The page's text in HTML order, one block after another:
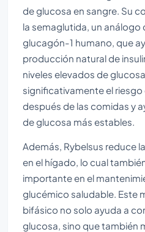
de glucosa en sangre. Su
la semaglutida, un análogo
glucagón-1 humano, que
producción natural de
niveles elevados de
significativamente el
después de las comidas y
de glucosa más estables.
Además, Rybelsus reduce
en el hígado, lo cual
importante en el
glucémico saludable. Este
bifásico no solo ayuda a
glucosa, sino que también